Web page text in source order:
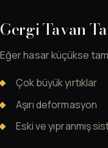
Gergi Tavan
Eğer hasar küçükse
Çok büyük yırtıklar
Aşırı deformasyon
Eski ve yıpranmış